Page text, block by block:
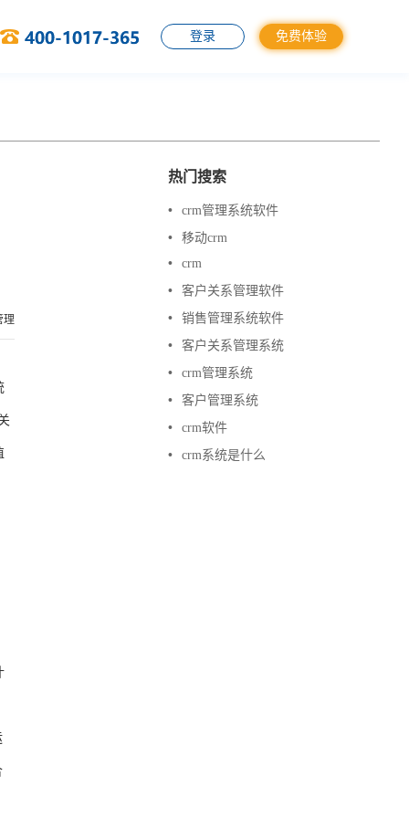
登录 免费体验
理
热门搜索
•
crm管理系统软件
•
移动crm
•
crm
•
客户关系管理软件
•
销售管理系统软件
•
客户关系管理系统
•
crm管理系统
•
客户管理系统
•
crm软件
•
crm系统是什么